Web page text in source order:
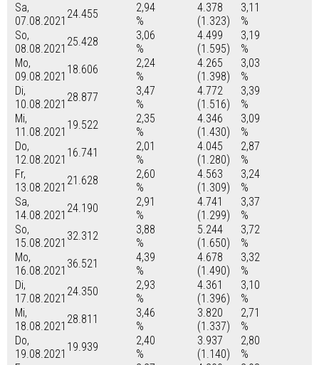
Sa,
07.08.2021
24.455
2,94
%
4.378
(1.323)
3,11
%
So,
08.08.2021
25.428
3,06
%
4.499
(1.595)
3,19
%
Mo,
09.08.2021
18.606
2,24
%
4.265
(1.398)
3,03
%
Di,
10.08.2021
28.877
3,47
%
4.772
(1.516)
3,39
%
Mi,
11.08.2021
19.522
2,35
%
4.346
(1.430)
3,09
%
Do,
12.08.2021
16.741
2,01
%
4.045
(1.280)
2,87
%
Fr,
13.08.2021
21.628
2,60
%
4.563
(1.309)
3,24
%
Sa,
14.08.2021
24.190
2,91
%
4.741
(1.299)
3,37
%
So,
15.08.2021
32.312
3,88
%
5.244
(1.650)
3,72
%
Mo,
16.08.2021
36.521
4,39
%
4.678
(1.490)
3,32
%
Di,
17.08.2021
24.350
2,93
%
4.361
(1.396)
3,10
%
Mi,
18.08.2021
28.811
3,46
%
3.820
(1.337)
2,71
%
Do,
19.08.2021
19.939
2,40
%
3.937
(1.140)
2,80
%